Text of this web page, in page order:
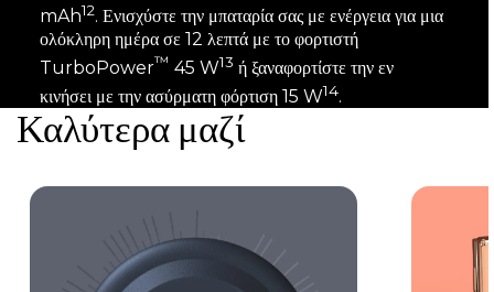
mAh12. Ενισχύστε την μπαταρία σας με ενέργεια για μια
ολόκληρη ημέρα σε 12 λεπτά με το φορτιστή
TurboPower™ 45 W13 ή ξαναφορτίστε την εν
κινήσει με την ασύρματη φόρτιση 15 W14.
Καλύτερα μαζί